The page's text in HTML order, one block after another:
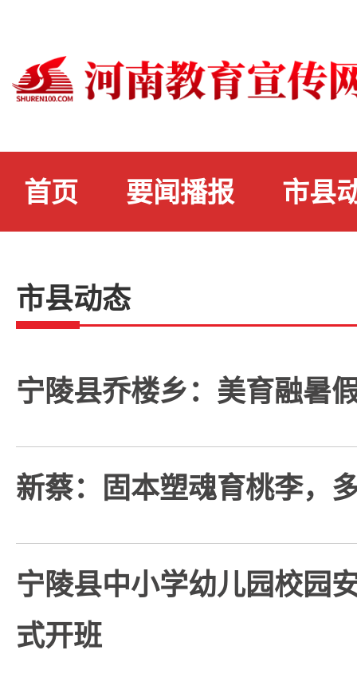
首页 要闻播报 市县
市县动态
宁陵县乔楼乡：美育融暑
新蔡：固本塑魂育桃李，
宁陵县中小学幼儿园校园
式开班